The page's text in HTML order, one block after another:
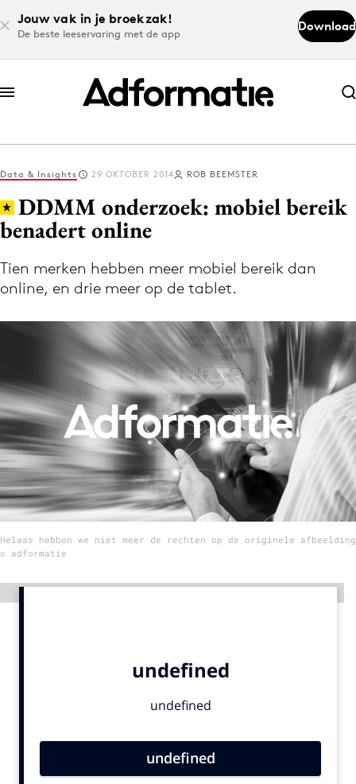
Jouw vak in je broekzak!
De beste leeservaring met de app
Download
Abonneer nu
Abonneer nu
Log in
Volg het laatste nieuws via de Adformatie
Nieuws app
Menu
Home
9 sept: GenAI-training
12 nov: MarketingLive!
Adverteren
Events
Carriere
Data & Insights 29 OKTOBER 2014 ROB BEEMSTER
DDMM onderzoek: mobiel bereik
benadert online
Tien merken hebben meer mobiel bereik dan
online, en drie meer op de tablet.
Helaas hebben we niet meer de rechten op de originele afbeelding
© adformatie